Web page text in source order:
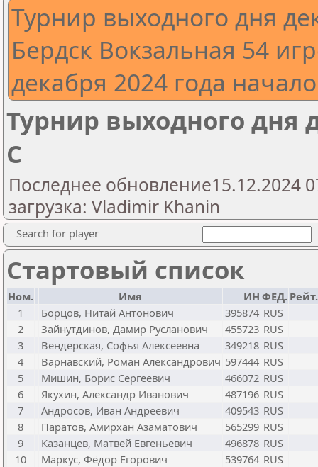
Турнир выходного дня
Бердск Вокзальная 54
декабря 2024 года
Турнир выходного дня
С
Последнее обновление15.12.2024
загрузка: Vladimir Khanin
Search for player
Стартовый список
Ном. Имя ИН ФЕД.
1
Борцов, Нитай Антонович 395874 RUS
2
Зайнутдинов, Дамир Русланович 455723 RUS
3
Вендерская, Софья Алексеевна 349218 RUS
4
Варнавский, Роман Александрович 597444 RUS
5
Мишин, Борис Сергеевич 466072 RUS
6
Якухин, Александр Иванович 487196 RUS
7
Андросов, Иван Андреевич 409543 RUS
8
Паратов, Амирхан Азаматович 565299 RUS
9
Казанцев, Матвей Евгеньевич 496878 RUS
10
Маркус, Фёдор Егорович 539764 RUS